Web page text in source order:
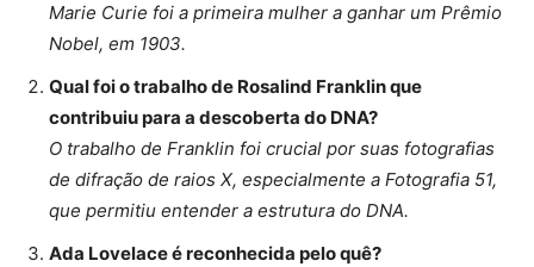
Marie Curie foi a primeira mulher a ganhar um Prêmio
Nobel, em 1903.
Qual foi o trabalho de Rosalind Franklin que
contribuiu para a descoberta do DNA?
O trabalho de Franklin foi crucial por suas fotografias
de difração de raios X, especialmente a Fotografia 51,
que permitiu entender a estrutura do DNA.
Ada Lovelace é reconhecida pelo quê?